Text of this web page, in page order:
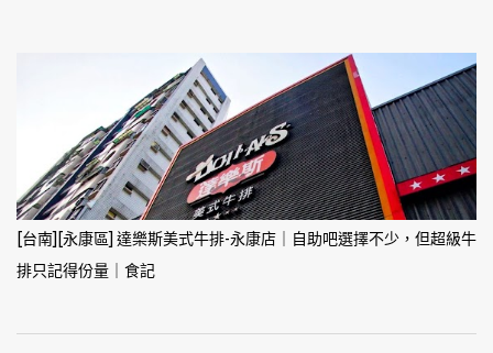
[台南][永康區] 達樂斯美式牛排-永康店｜自助吧選擇不少，但超級牛
排只記得份量｜食記